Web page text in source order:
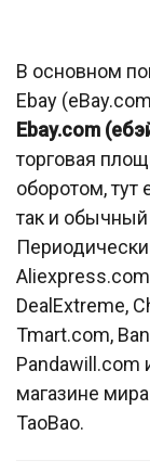
В основном
Ebay
Ebay.com
торговая
оборотом, тут
так и
DealExtreme,
Tmart.com,
Pandawill.com
магазине
TaoBao.